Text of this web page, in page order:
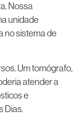
Nossa
unidade
no sistema de
Um tomógrafo,
atender a
e
Dias.